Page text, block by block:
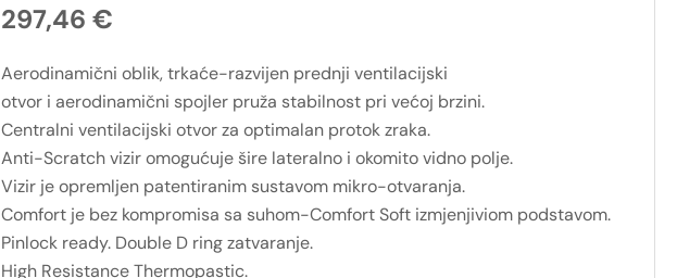
297,46 €
Aerodinamični oblik, trkaće-razvijen prednji ventilacijski
otvor i aerodinamični spojler pruža stabilnost pri većoj brzini.
Centralni ventilacijski otvor za optimalan protok zraka.
Anti-Scratch vizir omogućuje šire lateralno i okomito vidno polje.
Vizir je opremljen patentiranim sustavom mikro-otvaranja.
Comfort je bez kompromisa sa suhom-Comfort Soft izmjenjiviom podstavom.
Pinlock ready. Double D ring zatvaranje.
High Resistance Thermopastic.